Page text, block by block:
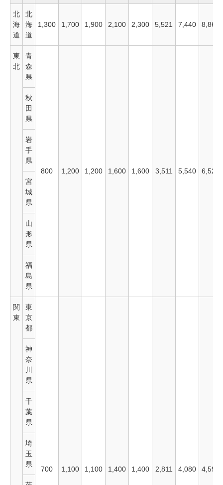
北
海
道
北
海
道
1,300 1,700 1,900 2,100 2,300 5,521 7,440 8,860
東
北
青
森
県
800 1,200 1,200 1,600 1,600 3,511 5,540 6,520
秋
田
県
岩
手
県
宮
城
県
山
形
県
福
島
県
関
東
東
京
都
700 1,100 1,100 1,400 1,400 2,811 4,080 4,590
神
奈
川
県
千
葉
県
埼
玉
県